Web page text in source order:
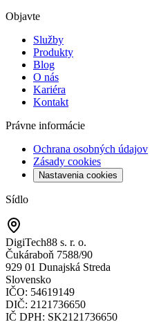
Objavte
Služby
Produkty
Blog
O nás
Kariéra
Kontakt
Právne informácie
Ochrana osobných údajov
Zásady cookies
Nastavenia cookies
Sídlo
DigiTech88 s. r. o.
Čukáraboň 7588/90
929 01 Dunajská Streda
Slovensko
IČO: 54619149
DIČ: 2121736650
IČ DPH: SK2121736650